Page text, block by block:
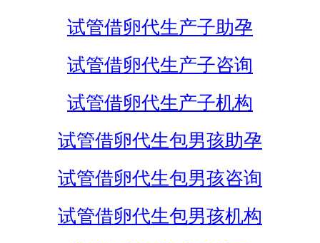
试管借卵代生产子助孕
试管借卵代生产子咨询
试管借卵代生产子机构
试管借卵代生包男孩助孕
试管借卵代生包男孩咨询
试管借卵代生包男孩机构